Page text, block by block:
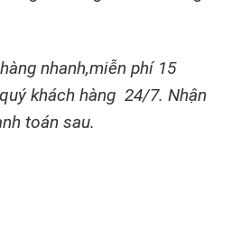
nhanh,miễn phí 15
khách hàng 24/7. Nhận
toán sau.